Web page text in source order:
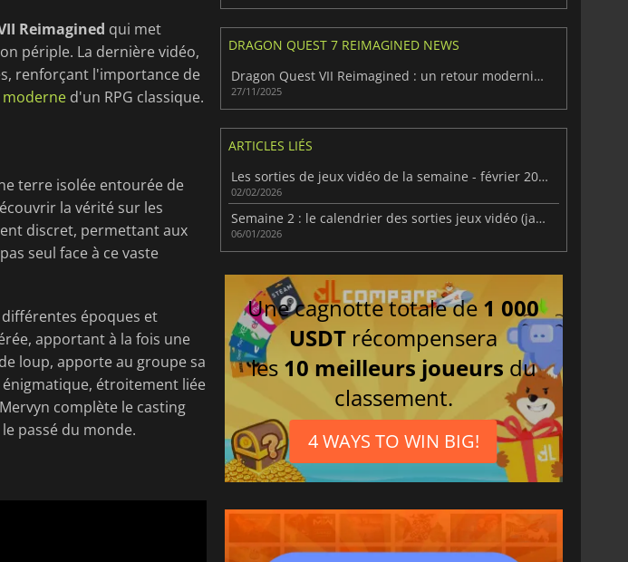
Reimagined qui met
périple. La dernière vidéo,
renforçant l'importance de
d'un RPG classique.
terre isolée entourée de
la vérité sur les
discret, permettant aux
seul face à ce vaste
époques et
apportant à la fois une
loup, apporte au groupe sa
étroitement liée
complète le casting
passé du monde.
DRAGON QUEST 7 REIMAGINED NEWS
Dragon Quest VII Reimagined : un retour modernisé éblouissant
27/11/2025
ARTICLES LIÉS
Les sorties de jeux vidéo de la semaine - février 2026 (semaine 6)
02/02/2026
Semaine 2 : le calendrier des sorties jeux vidéo (janvier 2026)
06/01/2026
Une cagnotte totale de 1 000
USDT récompensera
les 10 meilleurs joueurs du
classement.
4 WAYS TO WIN BIG!